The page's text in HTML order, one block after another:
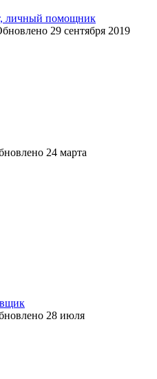
личный помощник
29 сентября 2019
24 марта
28 июля